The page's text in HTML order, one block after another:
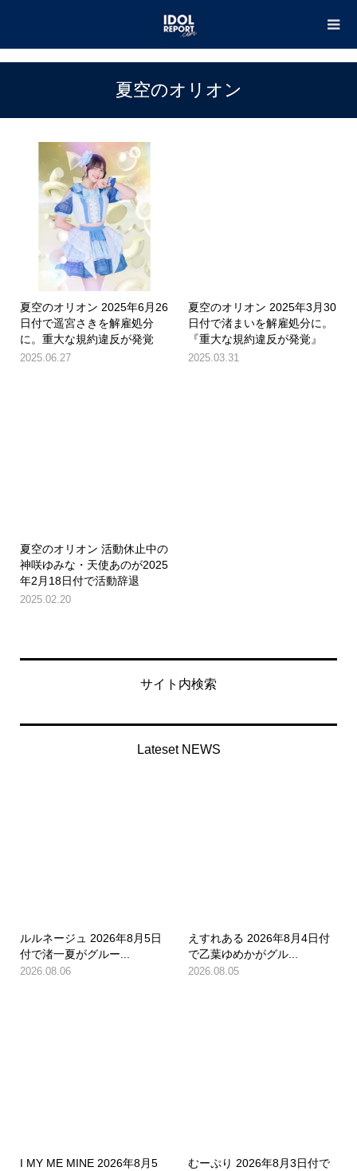
夏空のオリオン
夏空のオリオン 2025年6月26
日付で遥宮さきを解雇処分
に。重大な規約違反が発覚
2025.06.27
夏空のオリオン 2025年3月30
日付で渚まいを解雇処分に。
『重大な規約違反が発覚』
2025.03.31
夏空のオリオン 活動休止中の
神咲ゆみな・天使あのが2025
年2月18日付で活動辞退
2025.02.20
サイト内検索
Lateset NEWS
ルルネージュ 2026年8月5日
付で渚一夏がグルー...
2026.08.06
えすれある 2026年8月4日付
で乙葉ゆめかがグル...
2026.08.05
I MY ME MINE 2026年8月5
むーぷり 2026年8月3日付で